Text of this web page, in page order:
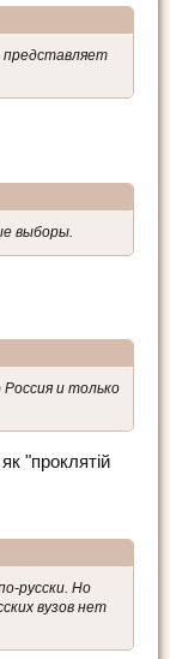
представляет
выборы.
и только
"проклятій
русски. Но
вузов нет